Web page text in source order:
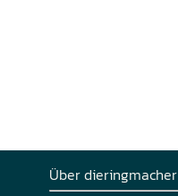
Über dieringmacher